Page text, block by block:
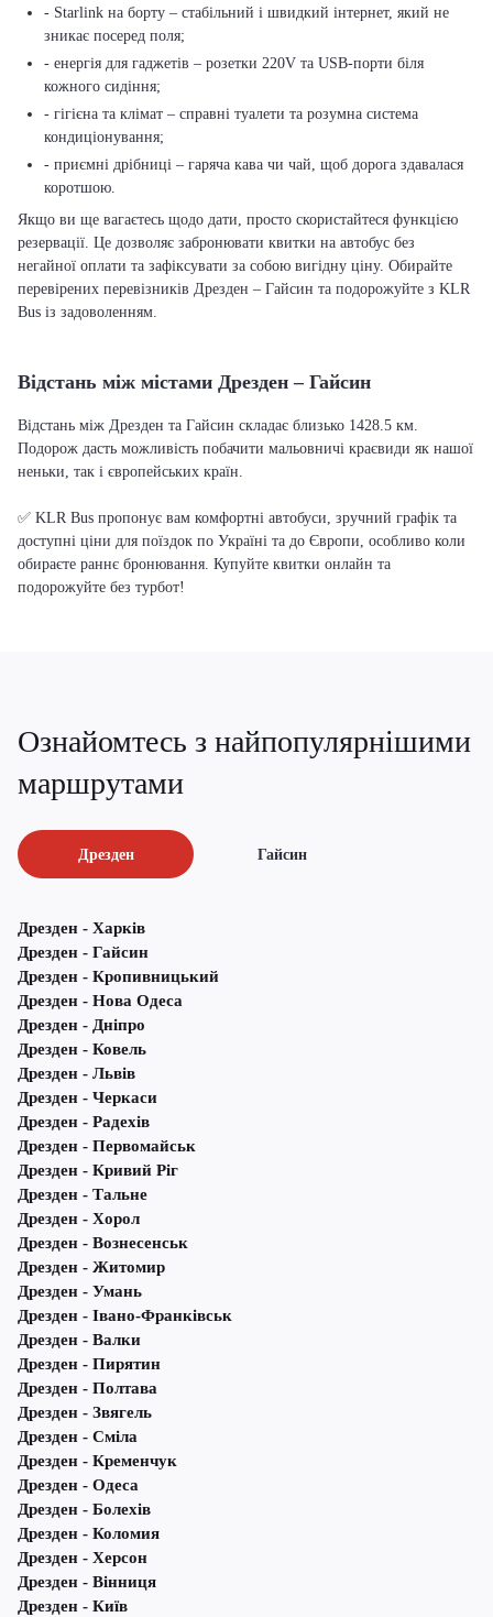
- Starlink на борту – стабільний і швидкий інтернет, який не
зникає посеред поля;
- енергія для гаджетів – розетки 220V та USB-порти біля
кожного сидіння;
- гігієна та клімат – справні туалети та розумна система
кондиціонування;
- приємні дрібниці – гаряча кава чи чай, щоб дорога здавалася
коротшою.
Якщо ви ще вагаєтесь щодо дати, просто скористайтеся функцією
резервації. Це дозволяє забронювати квитки на автобус без
негайної оплати та зафіксувати за собою вигідну ціну. Обирайте
перевірених перевізників Дрезден – Гайсин та подорожуйте з KLR
Bus із задоволенням.
Відстань між містами Дрезден – Гайсин
Відстань між Дрезден та Гайсин складає близько 1428.5 км.
Подорож дасть можливість побачити мальовничі краєвиди як нашої
неньки, так і європейських країн.
✅ KLR Bus пропонує вам комфортні автобуси, зручний графік та
доступні ціни для поїздок по Україні та до Європи, особливо коли
обираєте раннє бронювання. Купуйте квитки онлайн та
подорожуйте без турбот!
Ознайомтесь з найпопулярнішими
маршрутами
Дрезден Гайсин
Дрезден - Харків
Дрезден - Гайсин
Дрезден - Кропивницький
Дрезден - Нова Одеса
Дрезден - Дніпро
Дрезден - Ковель
Дрезден - Львів
Дрезден - Черкаси
Дрезден - Радехів
Дрезден - Первомайськ
Дрезден - Кривий Ріг
Дрезден - Тальне
Дрезден - Хорол
Дрезден - Вознесенськ
Дрезден - Житомир
Дрезден - Умань
Дрезден - Івано-Франківськ
Дрезден - Валки
Дрезден - Пирятин
Дрезден - Полтава
Дрезден - Звягель
Дрезден - Сміла
Дрезден - Кременчук
Дрезден - Одеса
Дрезден - Болехів
Дрезден - Коломия
Дрезден - Херсон
Дрезден - Вінниця
Дрезден - Київ